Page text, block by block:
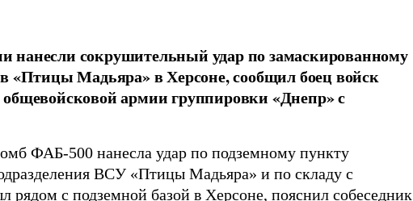
нанесли сокрушительный удар по замаскированному
«Птицы Мадьяра» в Херсоне, сообщил боец войск
армии группировки «Днепр» с
ФАБ-500 нанесла удар по подземному пункту
ВСУ «Птицы Мадьяра» и по складу с
рядом с подземной базой в Херсоне, пояснил собеседник